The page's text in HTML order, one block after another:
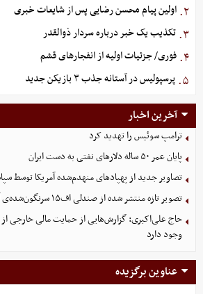
۲. اولین پیام محسن رضایی پس از شایعات خبری
۳. تکذیب یک خبر درباره سردار ذوالقدر
۴. فوری/ جزئیات اولیه از انفجارهای قشم
۵. پرسپولیس در آستانه جذب ۳ بازیکن جدید
آخرین اخبار
ترامپ سوئیس را تهدید کرد
پایان عمر ۵۰ ساله دلارهای نفتی به دست ایران
تصاویر جدید از پهپادهای منهدم‌شده آمریکا توسط
تصویر تازه منتشر شده از صندلی اف۱۵ سرنگون‌شده‌ی آمریکایی توسط سپاه
حاج علی‌اکبری: گزارش‌هایی از حمایت مالی خارجی
وجود دارد
عناوین برگزیده